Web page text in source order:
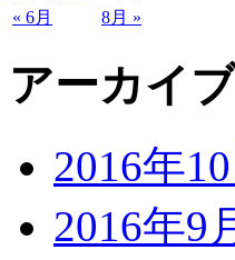
« 6月 8月 »
アーカイブ
2016年10
2016年9